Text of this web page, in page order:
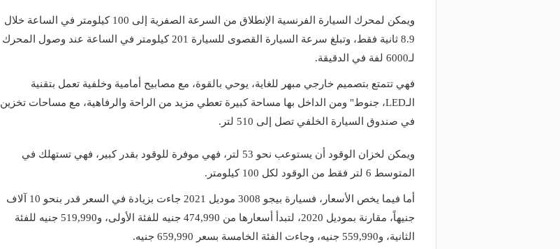
ويمكن لمحرك السيارة الفرنسية الإنطلاق من السرعة الصفرية إلى 100 كيلومتر في الساعة خلال
8.9 ثانية فقط، وتبلغ سرعة السيارة القصوى للسيارة 201 كيلومتر في الساعة عند وصول المحرك
لـ6000 لفة في الدقيقة.
فهي تتمتع بتصميم خارجي مبهر للغاية، يوحي بالقوة، مع مصابيح أمامية وخلفية تعمل بتقنية
الـLED، جنوط" ومن الداخل بها مساحة كبيرة تعطي مزيد من الراحة والرفاهية، مع مساحات تخزين
في صندوق السيارة الخلفي تصل إلى 510 لتر.
ويمكن لخزان الوقود أن يستوعب نحو 53 لتر، فهي موفرة للوقود بقدر كبير، فهي تستهلك في
المتوسط 6 لتر فقط من الوقود لكل 100 كيلومتر.
أما فيما يخص الأسعار، فسيارة بيجو 3008 موديل 2021 جاءت بزيادة في السعر قدر بنحو 10 آلاف
جنيهاً، مقارنة بموديل 2020، لتبدأ أسعارها من 474,990 جنيه للفئة الأولى، و519,990 جنيه للفئة
الثانية، و559,990 جنيه، وجاءت الفئة الخامسة بسعر 659,990 جنيه.
إصدار اللائحة التنفيذية لنشاط نقل
البضائع بالدراجات الآلية
منذ 23 ساعة
حسين هيكل بالقاهرة (التفاصيل والطرق
البديلة)
تنفيذ أعمال الصيانة لطرق حي الملز